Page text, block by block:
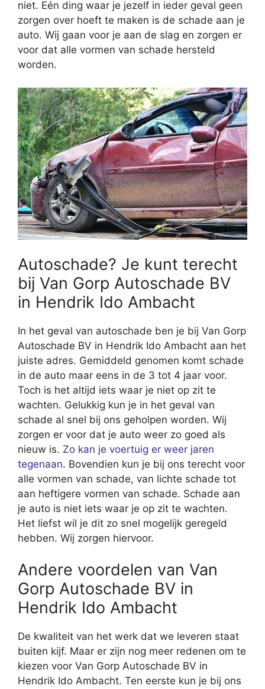
niet. Eén ding waar je jezelf in ieder geval geen
zorgen over hoeft te maken is de schade aan je
auto. Wij gaan voor je aan de slag en zorgen er
voor dat alle vormen van schade hersteld
worden.
Autoschade? Je kunt terecht
bij Van Gorp Autoschade BV
in Hendrik Ido Ambacht
In het geval van autoschade ben je bij Van Gorp
Autoschade BV in Hendrik Ido Ambacht aan het
juiste adres. Gemiddeld genomen komt schade
in de auto maar eens in de 3 tot 4 jaar voor.
Toch is het altijd iets waar je niet op zit te
wachten. Gelukkig kun je in het geval van
schade al snel bij ons geholpen worden. Wij
zorgen er voor dat je auto weer zo goed als
nieuw is. Zo kan je voertuig er weer jaren
tegenaan. Bovendien kun je bij ons terecht voor
alle vormen van schade, van lichte schade tot
aan heftigere vormen van schade. Schade aan
je auto is niet iets waar je op zit te wachten.
Het liefst wil je dit zo snel mogelijk geregeld
hebben. Wij zorgen hiervoor.
Andere voordelen van Van
Gorp Autoschade BV in
Hendrik Ido Ambacht
De kwaliteit van het werk dat we leveren staat
buiten kijf. Maar er zijn nog meer redenen om te
kiezen voor Van Gorp Autoschade BV in
Hendrik Ido Ambacht. Ten eerste kun je bij ons